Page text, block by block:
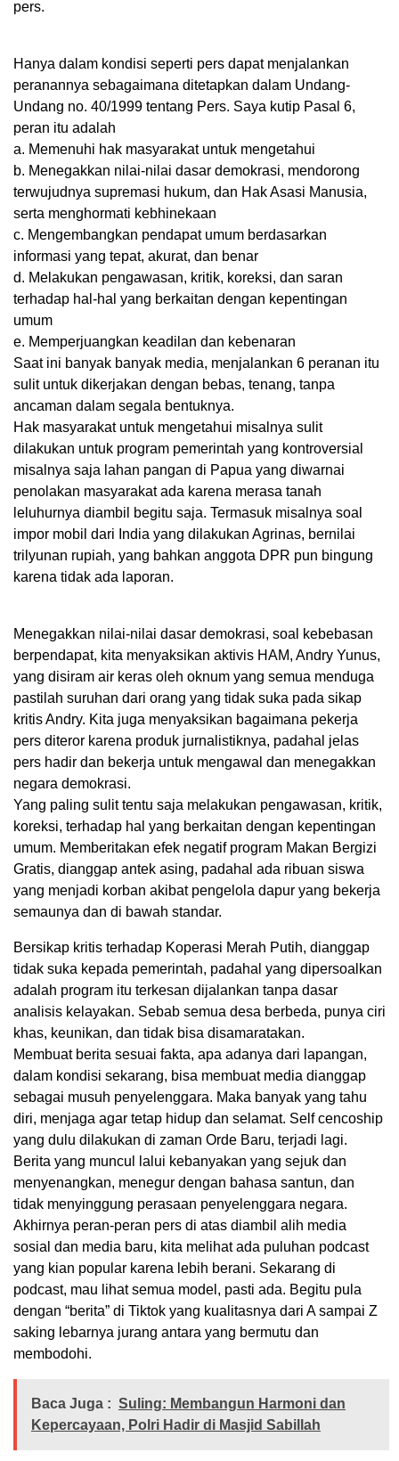
pers.
Hanya dalam kondisi seperti pers dapat menjalankan
peranannya sebagaimana ditetapkan dalam Undang-
Undang no. 40/1999 tentang Pers. Saya kutip Pasal 6,
peran itu adalah
a. Memenuhi hak masyarakat untuk mengetahui
b. Menegakkan nilai-nilai dasar demokrasi, mendorong
terwujudnya supremasi hukum, dan Hak Asasi Manusia,
serta menghormati kebhinekaan
c. Mengembangkan pendapat umum berdasarkan
informasi yang tepat, akurat, dan benar
d. Melakukan pengawasan, kritik, koreksi, dan saran
terhadap hal-hal yang berkaitan dengan kepentingan
umum
e. Memperjuangkan keadilan dan kebenaran
Saat ini banyak banyak media, menjalankan 6 peranan itu
sulit untuk dikerjakan dengan bebas, tenang, tanpa
ancaman dalam segala bentuknya.
Hak masyarakat untuk mengetahui misalnya sulit
dilakukan untuk program pemerintah yang kontroversial
misalnya saja lahan pangan di Papua yang diwarnai
penolakan masyarakat ada karena merasa tanah
leluhurnya diambil begitu saja. Termasuk misalnya soal
impor mobil dari India yang dilakukan Agrinas, bernilai
trilyunan rupiah, yang bahkan anggota DPR pun bingung
karena tidak ada laporan.
Menegakkan nilai-nilai dasar demokrasi, soal kebebasan
berpendapat, kita menyaksikan aktivis HAM, Andry Yunus,
yang disiram air keras oleh oknum yang semua menduga
pastilah suruhan dari orang yang tidak suka pada sikap
kritis Andry. Kita juga menyaksikan bagaimana pekerja
pers diteror karena produk jurnalistiknya, padahal jelas
pers hadir dan bekerja untuk mengawal dan menegakkan
negara demokrasi.
Yang paling sulit tentu saja melakukan pengawasan, kritik,
koreksi, terhadap hal yang berkaitan dengan kepentingan
umum. Memberitakan efek negatif program Makan Bergizi
Gratis, dianggap antek asing, padahal ada ribuan siswa
yang menjadi korban akibat pengelola dapur yang bekerja
semaunya dan di bawah standar.
Bersikap kritis terhadap Koperasi Merah Putih, dianggap
tidak suka kepada pemerintah, padahal yang dipersoalkan
adalah program itu terkesan dijalankan tanpa dasar
analisis kelayakan. Sebab semua desa berbeda, punya ciri
khas, keunikan, dan tidak bisa disamaratakan.
Membuat berita sesuai fakta, apa adanya dari lapangan,
dalam kondisi sekarang, bisa membuat media dianggap
sebagai musuh penyelenggara. Maka banyak yang tahu
diri, menjaga agar tetap hidup dan selamat. Self cencoship
yang dulu dilakukan di zaman Orde Baru, terjadi lagi.
Berita yang muncul lalui kebanyakan yang sejuk dan
menyenangkan, menegur dengan bahasa santun, dan
tidak menyinggung perasaan penyelenggara negara.
Akhirnya peran-peran pers di atas diambil alih media
sosial dan media baru, kita melihat ada puluhan podcast
yang kian popular karena lebih berani. Sekarang di
podcast, mau lihat semua model, pasti ada. Begitu pula
dengan “berita” di Tiktok yang kualitasnya dari A sampai Z
saking lebarnya jurang antara yang bermutu dan
membodohi.
Baca Juga : Suling: Membangun Harmoni dan
Kepercayaan, Polri Hadir di Masjid Sabillah